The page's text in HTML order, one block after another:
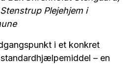
Plejehjem i
i et konkret
– en